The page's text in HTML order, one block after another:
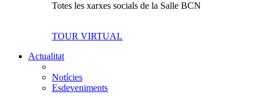
Totes les xarxes socials de la Salle BCN
TOUR VIRTUAL
Actualitat
Notícies
Esdeveniments